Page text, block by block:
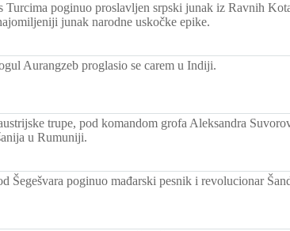
Turcima poginuo proslavljen srpski junak iz Ravnih
junak narodne uskočke epike.
Aurangzeb proglasio se carem u Indiji.
trupe, pod komandom grofa Aleksandra
u Rumuniji.
Šegešvara poginuo mađarski pesnik i revolucionar